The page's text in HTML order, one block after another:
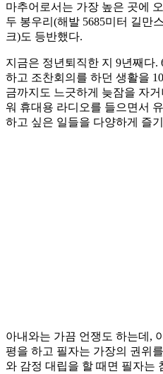
마추어로서는 가장 높은 곳에
두 봉우리(해발 5685미터 길만
크)도 등반했다.
지금은 정년퇴직한 지 9년째다
하고 조찬회의를 하던 생활을
금까지도 느긋하게 늦잠을 자
워 휴대용 라디오를 들으면서
하고 싶은 일들을 다양하게 즐
아내와는 가끔 언쟁도 하는데,
평을 하고 필자는 가장의 권위
와 감정 대립을 할 때면 필자는